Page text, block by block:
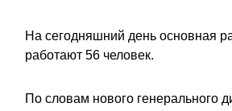
На сегодняшний день основная
работают 56 человек.
По словам нового генерального